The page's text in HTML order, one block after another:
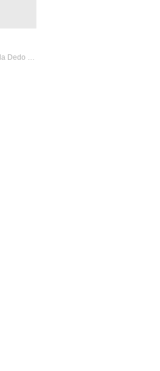
Chinelo Feminino Santa Lolla Dedo Laranja